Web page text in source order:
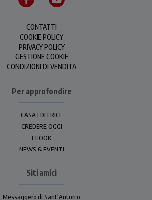
CONTATTI
COOKIE POLICY
PRIVACY POLICY
GESTIONE COOKIE
CONDIZIONI DI VENDITA
Per approfondire
CASA EDITRICE
CREDERE OGGI
EBOOK
NEWS & EVENTI
Siti amici
Messaggero di Sant'Antonio